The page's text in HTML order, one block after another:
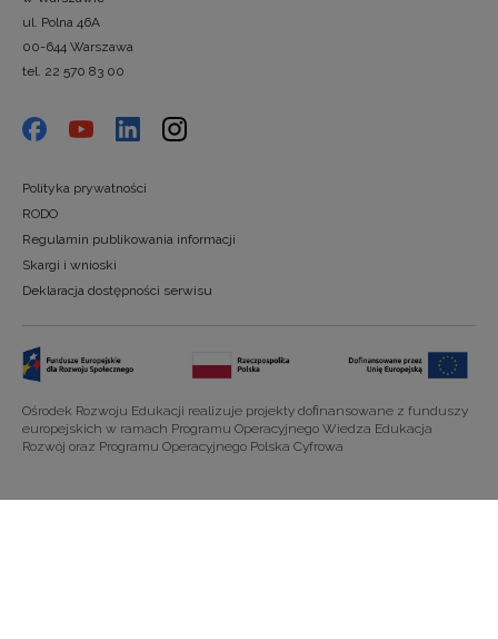
ul. Polna 46A
00-644 Warszawa
tel. 22 570 83 00
Polityka prywatności
RODO
Regulamin publikowania informacji
Skargi i wnioski
Deklaracja dostępności serwisu
Ośrodek Rozwoju Edukacji realizuje projekty dofinansowane z funduszy
europejskich w ramach Programu Operacyjnego Wiedza Edukacja
Rozwój oraz Programu Operacyjnego Polska Cyfrowa